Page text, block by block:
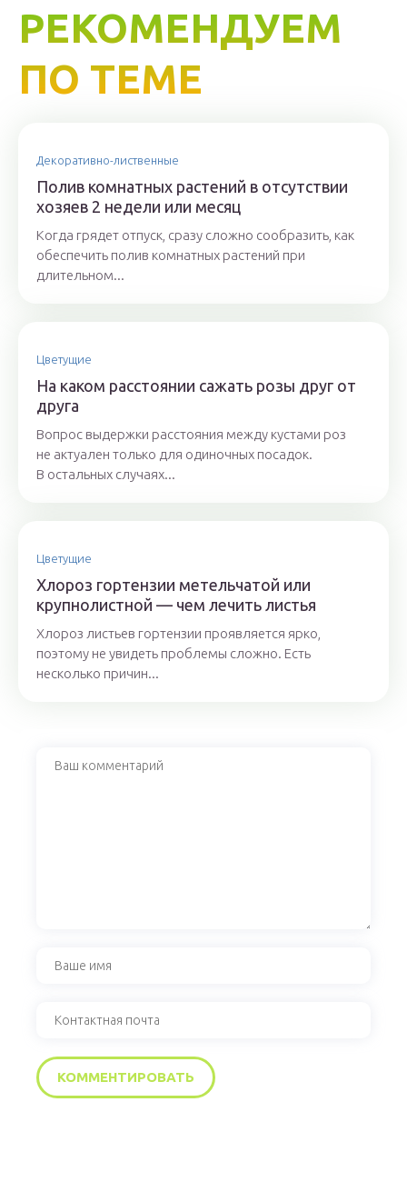
РЕКОМЕНДУЕМ
ПО ТЕМЕ
Декоративно-лиственные
Полив комнатных растений в отсутствии
хозяев 2 недели или месяц
Когда грядет отпуск, сразу сложно сообразить, как
обеспечить полив комнатных растений при
длительном...
Цветущие
На каком расстоянии сажать розы друг от
друга
Вопрос выдержки расстояния между кустами роз
не актуален только для одиночных посадок.
В остальных случаях...
Цветущие
Хлороз гортензии метельчатой или
крупнолистной — чем лечить листья
Хлороз листьев гортензии проявляется ярко,
поэтому не увидеть проблемы сложно. Есть
несколько причин...